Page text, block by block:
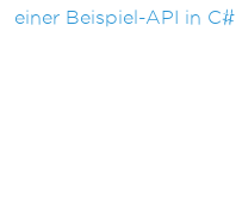
einer Beispiel-API in